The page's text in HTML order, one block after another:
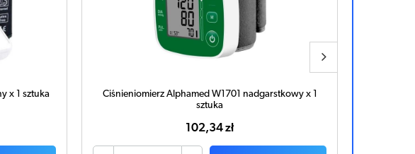
x 1 sztuka
Ciśnieniomierz Alphamed W1701 nadgarstkowy x 1
sztuka
102,34 zł